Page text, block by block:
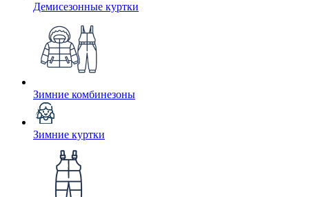
Демисезонные куртки
Зимние комбинезоны
Зимние куртки